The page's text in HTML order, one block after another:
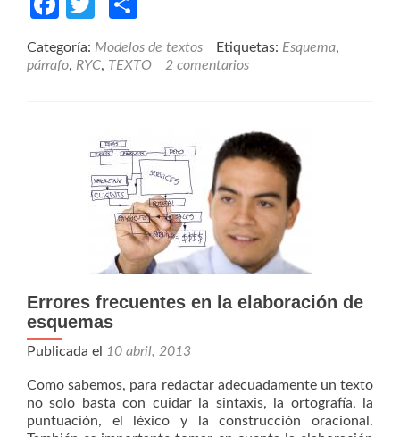
Categoría: Modelos de textos Etiquetas: Esquema,
párrafo, RYC, TEXTO 2 comentarios
Errores frecuentes en la elaboración de
esquemas
Publicada el 10 abril, 2013
Como sabemos, para redactar adecuadamente un texto
no solo basta con cuidar la sintaxis, la ortografía, la
puntuación, el léxico y la construcción oracional.